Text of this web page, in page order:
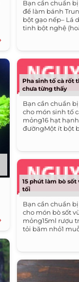
Bạn cần chuẩn
để làm bánh
bột gạo nếp– Lá
tinh bột nghệ
Pha sinh tố cà rốt
chưa từng thấy
Bạn cần chuẩn
cho món sinh tố
mỏng16 hạt
đườngMột ít bột
15 phút làm bò
tối
Bạn cần chuẩn
cho món bò sốt
mỏng15ml rượu
tỏi băm nhỏ1